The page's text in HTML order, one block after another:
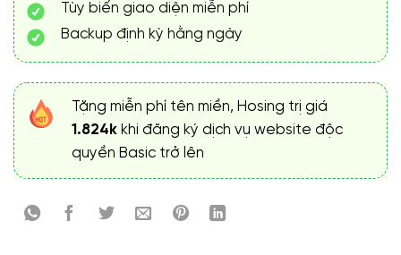
Tùy biến giao diện miễn phí
Backup định kỳ hằng ngày
Tặng miễn phí tên miền, Hosing trị giá
1.824k khi đăng ký dịch vụ website độc
quyền Basic trở lên